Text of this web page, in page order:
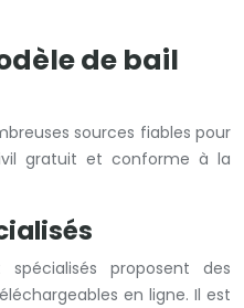
de bail
sources fiables pour
gratuit et conforme à la
proposent des
en ligne. Il est